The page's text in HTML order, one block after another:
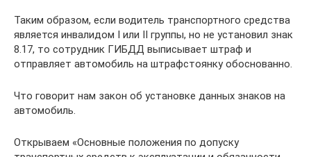
Таким образом, если водитель транспортного средства
является инвалидом I или II группы, но не установил знак
8.17, то сотрудник ГИБДД выписывает штраф и
отправляет автомобиль на штрафстоянку обоснованно.
Что говорит нам закон об установке данных знаков на
автомобиль.
Открываем «Основные положения по допуску